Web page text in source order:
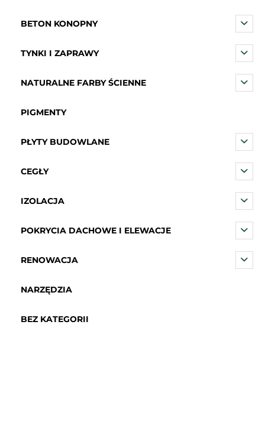
BETON KONOPNY
TYNKI I ZAPRAWY
NATURALNE FARBY ŚCIENNE
PIGMENTY
PŁYTY BUDOWLANE
CEGŁY
IZOLACJA
POKRYCIA DACHOWE I ELEWACJE
RENOWACJA
NARZĘDZIA
BEZ KATEGORII